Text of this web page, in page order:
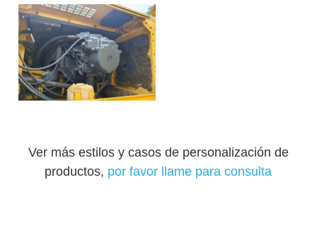
Ver más estilos y casos de personalización de
productos, por favor llame para consulta